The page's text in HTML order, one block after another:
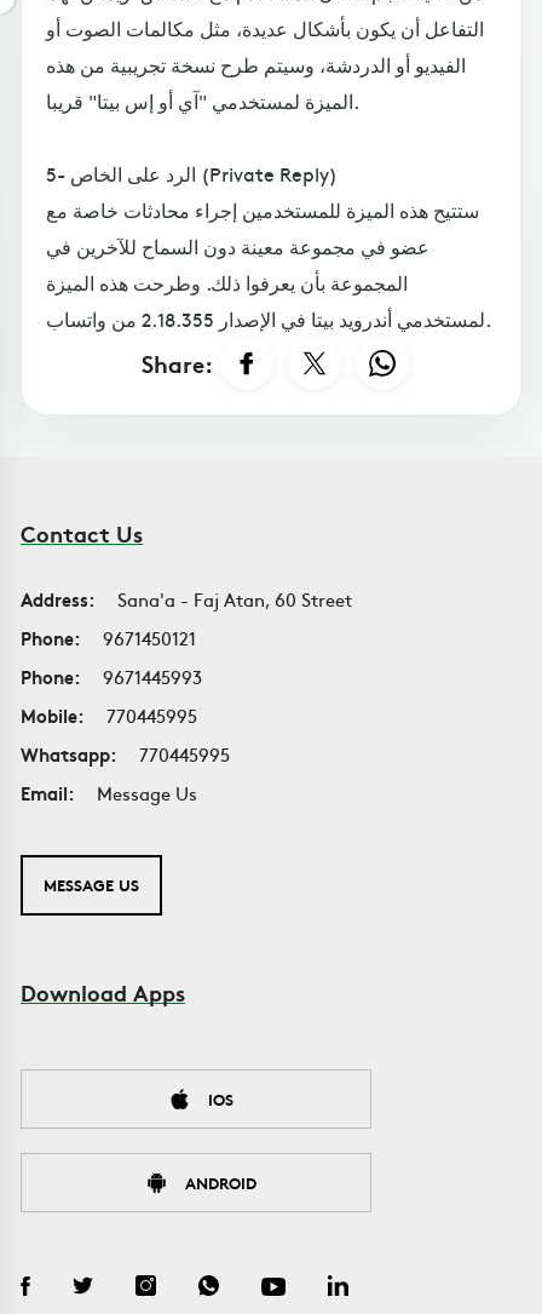
التفاعل أن يكون بأشكال عديدة، مثل مكالمات الصوت أو
الفيديو أو الدردشة، وسيتم طرح نسخة تجريبية من هذه
الميزة لمستخدمي "آي أو إس بيتا" قريبا.
5- الرد على الخاص (Private Reply)
ستتيح هذه الميزة للمستخدمين إجراء محادثات خاصة مع
عضو في مجموعة معينة دون السماح للآخرين في
المجموعة بأن يعرفوا ذلك. وطرحت هذه الميزة
لمستخدمي أندرويد بيتا في الإصدار 2.18.355 من واتساب.
Share:
Contact Us
Address:
Sana'a - Faj Atan, 60 Street
Phone:
9671450121
Phone:
9671445993
Mobile:
770445995
Whatsapp:
770445995
Email:
Message Us
MESSAGE US
Download Apps
IOS
ANDROID